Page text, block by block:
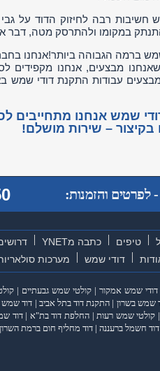
רבה לחיזוק הדוד על
במקומו ולהתרסק מטה, דבר
ברמה הגבוהה ביותר!אנחנו
עבודה שאנחנו מבצעים, אנחנו
עבודות התקנת דודי שמש
שמש אנחנו מתחייבים
בקיצור – שירות מושלם!
דודי שמש אמקור |קולטי שמש גבעתיים |
שמש בשרון | התקנת דוד בתל אביב | דוד
| קולטי שמש רעות| החלפת דוד בת"א |דוד
דוד חשמל ברעננה | דוד מחליף חום ברמת השרון
והזמנות:
טיפים כתבה מYNET
דודי שמש מערכות